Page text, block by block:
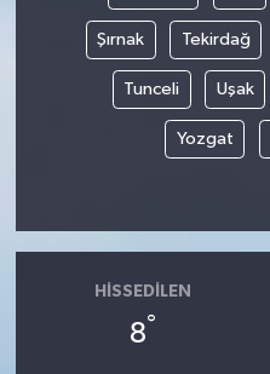
Şırnak Tekirdağ
Tunceli Uşak
Yozgat
HISSEDILEN
8°